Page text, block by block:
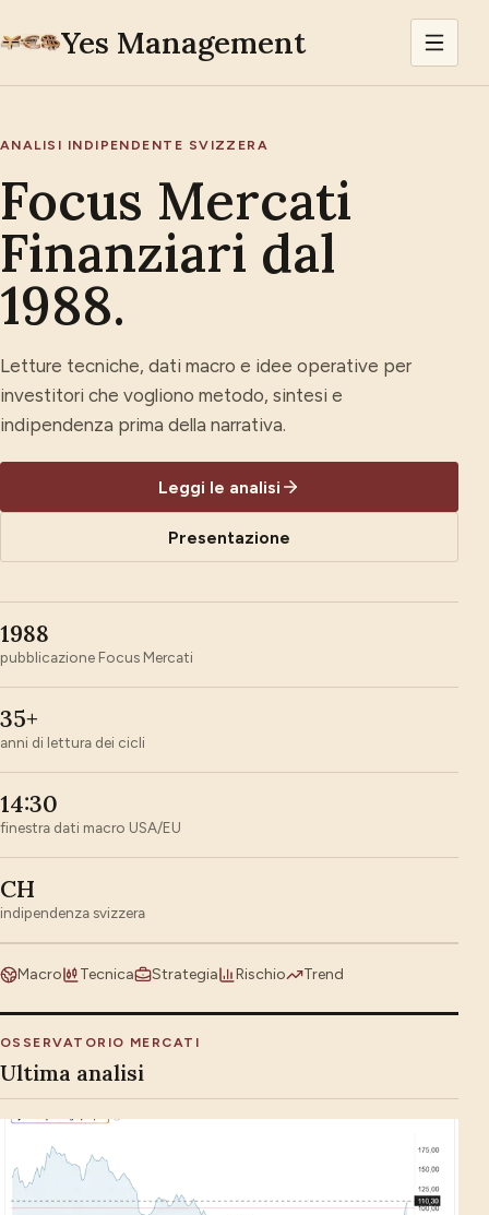
Yes Management
ANALISI INDIPENDENTE SVIZZERA
Focus Mercati
Finanziari dal
1988.
Letture tecniche, dati macro e idee operative per
investitori che vogliono metodo, sintesi e
indipendenza prima della narrativa.
Leggi le analisi
Presentazione
1988
pubblicazione Focus Mercati
35+
anni di lettura dei cicli
14:30
finestra dati macro USA/EU
CH
indipendenza svizzera
Macro Tecnica Strategia Rischio Trend
OSSERVATORIO MERCATI
Ultima analisi